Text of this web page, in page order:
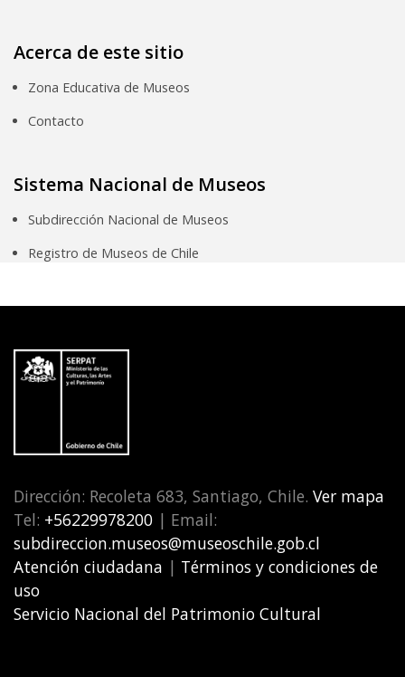
Acerca de este sitio
Zona Educativa de Museos
Contacto
Sistema Nacional de Museos
Subdirección Nacional de Museos
Registro de Museos de Chile
Dirección: Recoleta 683, Santiago, Chile. Ver mapa
Tel: +56229978200 | Email:
subdireccion.museos@museoschile.gob.cl
Atención ciudadana | Términos y condiciones de
uso
Servicio Nacional del Patrimonio Cultural